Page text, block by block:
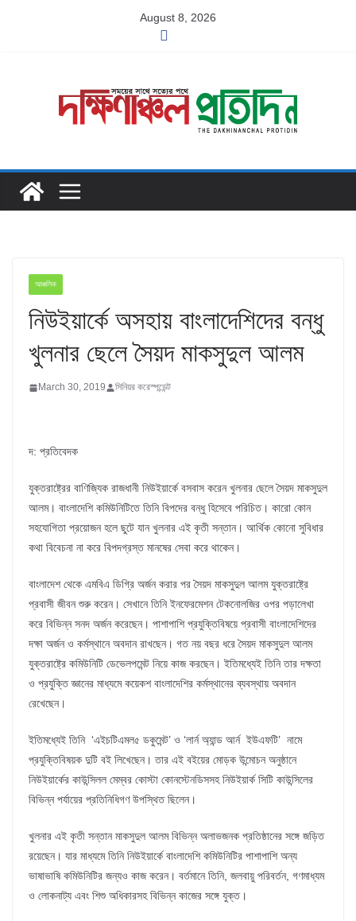
August 8, 2026
আঞ্চলিক
নিউইয়ার্কে অসহায় বাংলাদেশিদের বন্ধু
খুলনার ছেলে সৈয়দ মাকসুদুল আলম
March 30, 2019 সিনিয়র করেস্পন্ডেন্ট
দ: প্রতিবেদক
যুক্তরাষ্ট্রের বাণিজ্যিক রাজধানী নিউইয়ার্কে বসবাস করেন খুলনার ছেলে সৈয়দ মাকসুদুল
আলম। বাংলাদেশি কমিউনিটিতে তিনি বিপদের বন্ধু হিসেবে পরিচিত। কারো কোন
সহযোগিতা প্রয়োজন হলে ছুটে যান খুলনার এই কৃতী সন্তান। আর্থিক কোনো সুবিধার
কথা বিবেচনা না করে বিপদগ্রস্ত মানষের সেবা করে থাকেন।
বাংলাদেশ থেকে এমবিএ ডিগ্রি অর্জন করার পর সৈয়দ মাকসুদুল আলম যুক্তরাষ্ট্রে
প্রবাসী জীবন শুরু করেন। সেখানে তিনি ইনফেরমেশন টেকনোলজির ওপর পড়ালেখা
করে বিভিন্ন সনদ অর্জন করেছেন। পাশাপাশি প্রযুক্তিবিষয়ে প্রবাসী বাংলাদেশিদের
দক্ষা অর্জন ও কর্মস্থানে অবদান রাখছেন। গত নয় বছর ধরে সৈয়দ মাকসুদুল আলম
যুক্তরাষ্ট্রে কমিউনিটি ডেভেলপমেন্ট নিয়ে কাজ করছেন। ইতিমধ্যেই তিনি তার দক্ষতা
ও প্রযুক্তি জ্ঞানের মাধ্যমে কয়েকশ বাংলাদেশির কর্মস্থানের ব্যবস্থায় অবদান
রেখেছেন।
ইতিমধ্যেই তিনি ‘এইচটিএমল৫ ডকুমেন্ট’ ও ‘লার্ন অ্যান্ড আর্ন ইউএফটি’ নামে
প্রযুক্তিবিষয়ক দুটি বই লিখেছেন। তার এই বইয়ের মোড়ক উন্মোচন অনুষ্ঠানে
নিউইয়ার্কের কাউন্সিলল মেম্বর কোস্টা কোনস্টেনডিসসহ নিউইয়ার্ক সিটি কাউন্সিলের
বিভিন্ন পর্যায়ের প্রতিনিধিগণ উপস্থিত ছিলেন।
খুলনার এই কৃতী সন্তান মাকসুদুল আলম বিভিন্ন অলাভজনক প্রতিষ্ঠানের সঙ্গে জড়িত
রয়েছেন। যার মাধ্যমে তিনি নিউইয়ার্কে বাংলাদেশি কমিউনিটির পাশাপাশি অন্য
ভাষাভাষি কমিউনিটির জন্যও কাজ করেন। বর্তমানে তিনি, জলবায়ু পরিবর্তন, গণমাধ্যম
ও লোকনাট্য এবং শিশু অধিকারসহ বিভিন্ন কাজের সঙ্গে যুক্ত।